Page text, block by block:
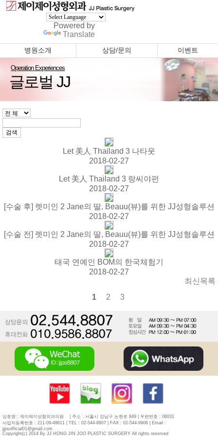
Powered by
Translate
병원소개 상담/문의 이벤트
Operation Experiences
글로벌 JJ
Let 美人 Thailand 3 나타웃
2018-02-27
Let 美人 Thailand 3 랑씨야펀
2018-02-27
[수술 후] 렛미인 2 Jane의 딸, Beauu(뷰)를 위한 JJ성형솔루션
2018-02-27
[수술 전] 렛미인 2 Jane의 딸, Beauu(뷰)를 위한 JJ성형솔루션
2018-02-27
태국 연예인 BOM의 한국체험기
2018-02-27
최신목록
1
2 3
상호명 : 제이제이성형외과의원
| 주소 : 서울시 강남구 논현로 849 | 우편번호 : 06031
사업자등록번호 : 211-09-49611 | TEL : 02-544-8807 | FAX : 02-544-9906 | Email :
jjpsofficial01@gmail.com
Copyright(c) 2014 By JJ HONG JIN JOO PLASTIC SURGERY All rights reserved